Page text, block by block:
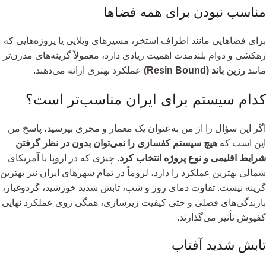
مناسب نبودن برای همه فضاها
برای فضاهایی مانند اطراف استخر، مسیرهای ویلایی یا پروژه‌هایی که
زهکشی و دوام بلندمدت اهمیت زیادی دارد، معمولاً گزینه‌های مدرن‌تر
مانند رزین باند (Resin Bound) عملکرد بهتری ارائه می‌دهند.
کدام سیستم برای ایران مناسب‌تر است؟
اگر این سؤال را از من به‌عنوان یک معمار و مجری بپرسید، پاسخ من
این است که هیچ سیستم کفسازی را نمی‌توان بدون در نظر گرفتن
شرایط اقلیمی و نوع پروژه انتخاب کرد. چیزی که در اروپا یا آمریکای
شمالی بهترین عملکرد را دارد، لزوماً در تمام شهرهای ایران نیز بهترین
گزینه نیست. تفاوت دمای روز و شب، تابش شدید خورشید، گردوغبار،
بارندگی‌های فصلی و حتی کیفیت زیرسازی، همگی روی عملکرد نهایی
کفپوش تأثیر می‌گذارند.
تابش شدید آفتاب